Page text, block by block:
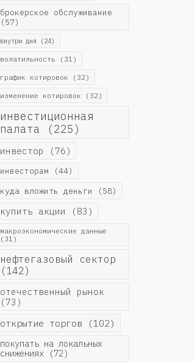
брокерское обслуживание
(57)
внутри дня (24)
волатильность (31)
график котировок (32)
изменение котировок (32)
инвестиционная
палата (225)
инвестор (76)
инвесторам (44)
куда вложить деньги (58)
купить акции (83)
макроэкономические данные
(31)
нефтегазовый сектор
(142)
отечественный рынок
(73)
открытие торгов (102)
покупать на локальных
снижениях(72)